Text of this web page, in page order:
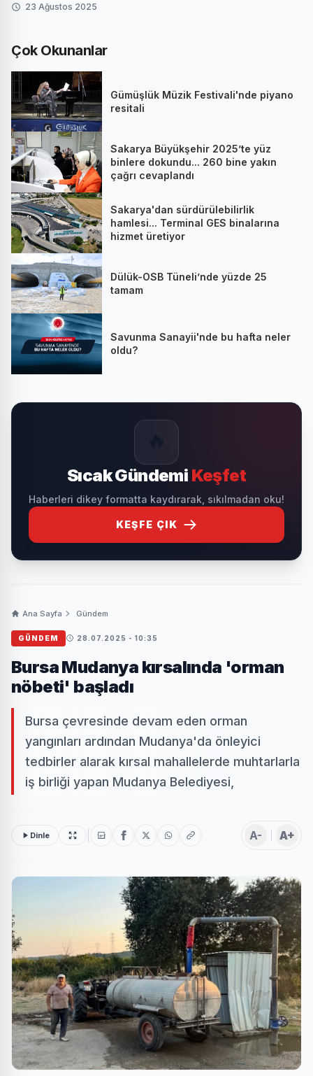
23 Ağustos 2025
Çok Okunanlar
Gümüşlük Müzik Festivali'nde piyano
resitali
Sakarya Büyükşehir 2025’te yüz
binlere dokundu... 260 bine yakın
çağrı cevaplandı
Sakarya'dan sürdürülebilirlik
hamlesi... Terminal GES binalarına
hizmet üretiyor
Dülük-OSB Tüneli’nde yüzde 25
tamam
Savunma Sanayii'nde bu hafta neler
oldu?
Sıcak Gündemi Keşfet
Haberleri dikey formatta kaydırarak, sıkılmadan oku!
KEŞFE ÇIK
Ana Sayfa Gündem
GÜNDEM 28.07.2025 - 10:35
Bursa Mudanya kırsalında 'orman
nöbeti' başladı
Bursa çevresinde devam eden orman
yangınları ardından Mudanya'da önleyici
tedbirler alarak kırsal mahallelerde muhtarlarla
iş birliği yapan Mudanya Belediyesi,
Dinle A- A+